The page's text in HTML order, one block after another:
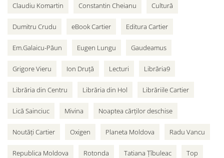
Claudiu Komartin Constantin Cheianu Cultură
Dumitru Crudu eBook Cartier Editura Cartier
Em.Galaicu-Păun Eugen Lungu Gaudeamus
Grigore Vieru Ion Druță Lecturi Librăria9
Librăria din Centru Librăria din Hol Librăriile Cartier
Lică Sainciuc Mivina Noaptea cărților deschise
Noutăți Cartier Oxigen Planeta Moldova Radu Vancu
Republica Moldova Rotonda Tatiana Țîbuleac Top